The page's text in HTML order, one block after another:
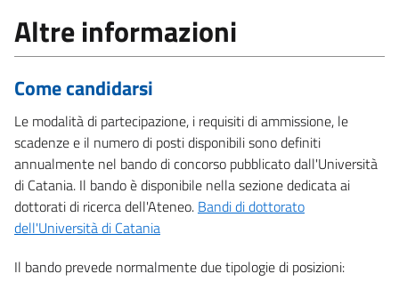
Altre informazioni
Come candidarsi
Le modalità di partecipazione, i requisiti di ammissione, le
scadenze e il numero di posti disponibili sono definiti
annualmente nel bando di concorso pubblicato dall'Università
di Catania. Il bando è disponibile nella sezione dedicata ai
dottorati di ricerca dell'Ateneo. Bandi di dottorato
dell'Università di Catania
Il bando prevede normalmente due tipologie di posizioni: